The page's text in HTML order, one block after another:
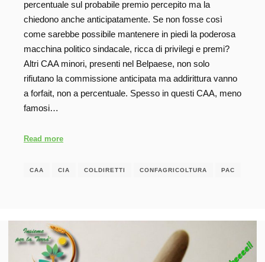
percentuale sul probabile premio percepito ma la
chiedono anche anticipatamente. Se non fosse così
come sarebbe possibile mantenere in piedi la poderosa
macchina politico sindacale, ricca di privilegi e premi?
Altri CAA minori, presenti nel Belpaese, non solo
rifiutano la commissione anticipata ma addirittura vanno
a forfait, non a percentuale. Spesso in questi CAA, meno
famosi…
Read more
CAA CIA COLDIRETTI CONFAGRICOLTURA PAC